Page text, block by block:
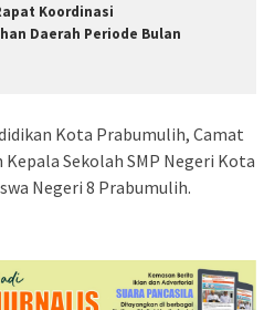
Koordinasi
Daerah Periode Bulan
Kota Prabumulih, Camat
Sekolah SMP Negeri Kota
Negeri 8 Prabumulih.